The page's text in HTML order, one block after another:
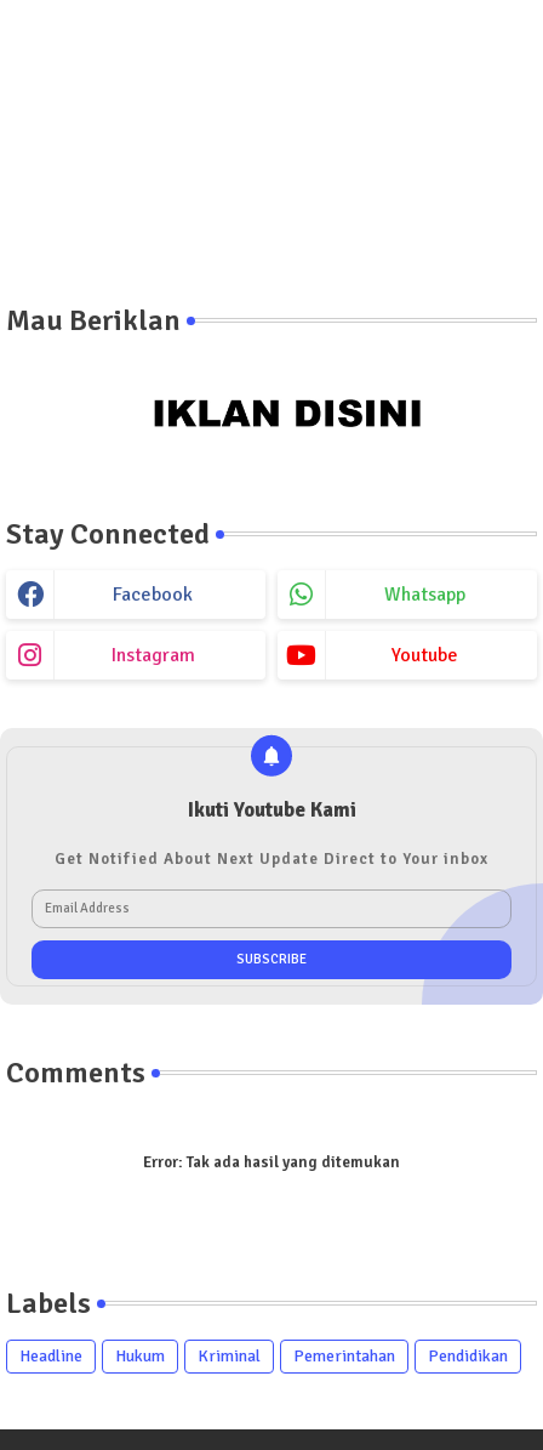
Mau Beriklan
Stay Connected
Facebook Whatsapp
Instagram Youtube
Ikuti Youtube Kami
Get Notified About Next Update Direct to Your inbox
Comments
Error:Tak ada hasil yang ditemukan
Labels
Headline Hukum Kriminal Pemerintahan Pendidikan